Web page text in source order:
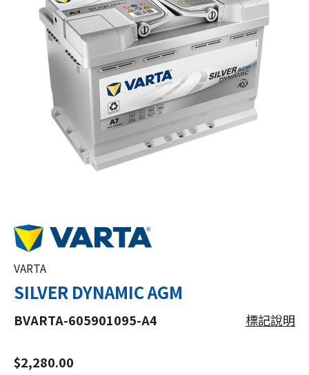
VARTA
SILVER DYNAMIC AGM
BVARTA-605901095-A4 標記說明
$2,280.00